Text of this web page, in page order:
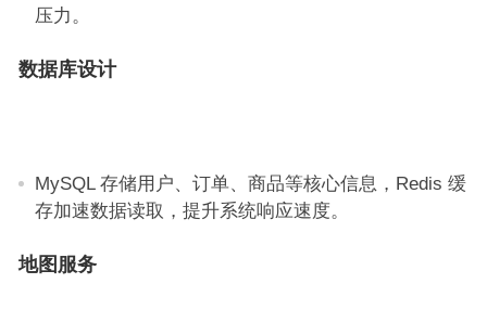
压力。
数据库设计
MySQL 存储用户、订单、商品等核心信息，Redis 缓
存加速数据读取，提升系统响应速度。
地图服务